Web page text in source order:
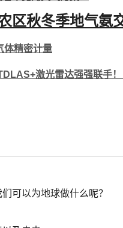
区秋冬季地气氨
体精密计量
激光雷达强强联手
可以为地球做什么呢？